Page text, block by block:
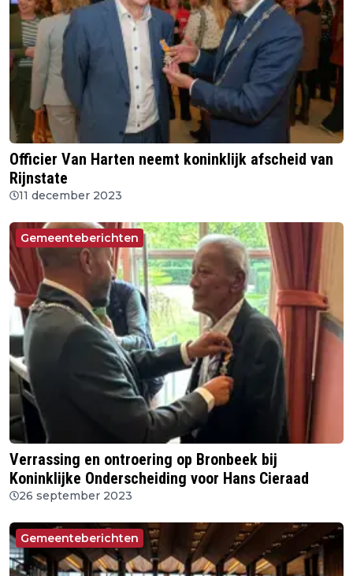
Officier Van Harten neemt koninklijk afscheid van
Rijnstate
11 december 2023
Gemeenteberichten
Verrassing en ontroering op Bronbeek bij
Koninklijke Onderscheiding voor Hans Cieraad
26 september 2023
Gemeenteberichten